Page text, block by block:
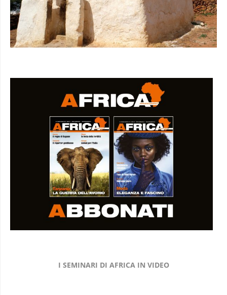
I SEMINARI DI AFRICA IN VIDEO